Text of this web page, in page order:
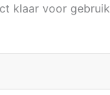
klaar voor gebruik